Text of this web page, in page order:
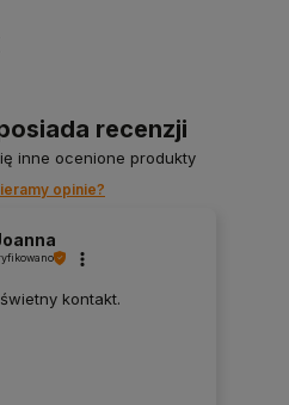
recenzji
inne ocenione produkty
opinie?
kontakt.